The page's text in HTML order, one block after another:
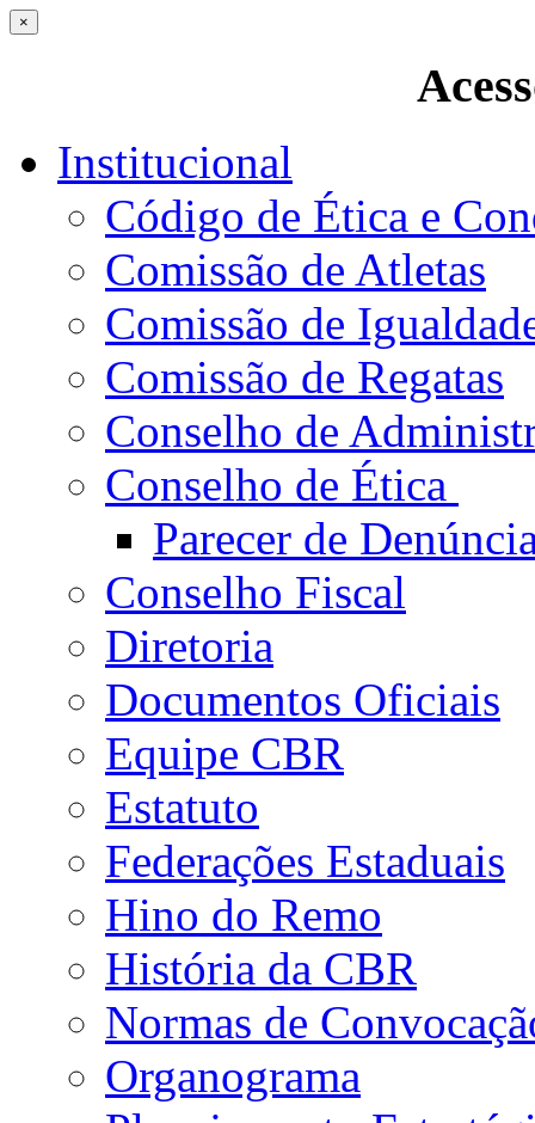
×
Institucional
Código de Ética e
Comissão de Atletas
Comissão de
Comissão de Regatas
Conselho de
Conselho de Ética
Parecer de
Conselho Fiscal
Diretoria
Documentos Oficiais
Equipe CBR
Estatuto
Federações Estaduais
Hino do Remo
História da CBR
Normas de
Organograma